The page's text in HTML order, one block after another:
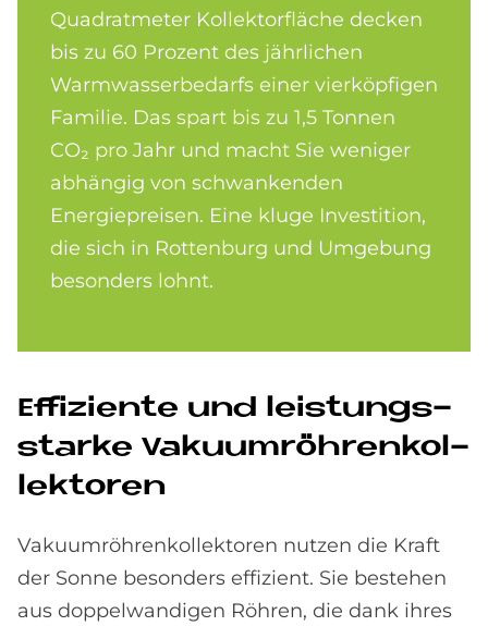
Quadratmeter Kollektorfläche decken
bis zu 60 Prozent des jährlichen
Warmwasserbedarfs einer vierköpfigen
Familie. Das spart bis zu 1,5 Tonnen
CO₂ pro Jahr und macht Sie weniger
abhängig von schwankenden
Energiepreisen. Eine kluge Investition,
die sich in Rottenburg und Umgebung
besonders lohnt.
Ef­fi­zi­en­te und lei­stungs­
star­ke Va­ku­um­röh­ren­kol­
lek­to­ren
Vakuumröhrenkollektoren nutzen die Kraft
der Sonne besonders effizient. Sie bestehen
aus doppelwandigen Röhren, die dank ihres